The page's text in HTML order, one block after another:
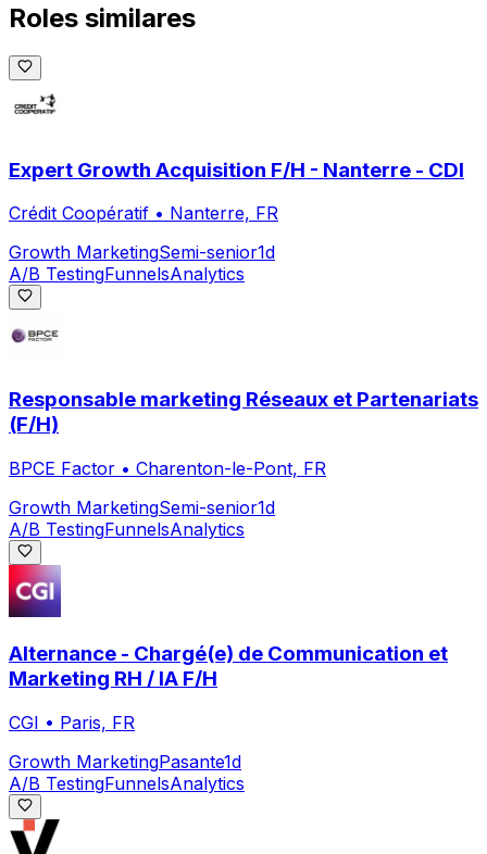
Roles similares
Expert Growth Acquisition F/H - Nanterre - CDI
Crédit Coopératif • Nanterre, FR
Growth MarketingSemi-senior1d
A/B TestingFunnelsAnalytics
Responsable marketing Réseaux et Partenariats
(F/H)
BPCE Factor • Charenton-le-Pont, FR
Growth MarketingSemi-senior1d
A/B TestingFunnelsAnalytics
Alternance - Chargé(e) de Communication et
Marketing RH / IA F/H
CGI • Paris, FR
Growth MarketingPasante1d
A/B TestingFunnelsAnalytics